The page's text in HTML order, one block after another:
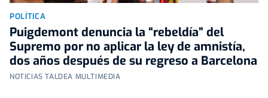
POLÍTICA
Puigdemont denuncia la “rebeldía” del
Supremo por no aplicar la ley de amnistía,
dos años después de su regreso a Barcelona
NOTICIAS TALDEA MULTIMEDIA